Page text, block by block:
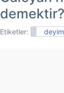
Etiketler: deyim